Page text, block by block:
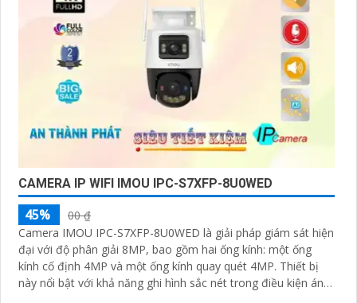
CAMERA IP WIFI IMOU IPC-S7XFP-8U0WED
45%
00 ₫
Camera IMOU IPC-S7XFP-8U0WED là giải pháp giám sát hiện
đại với độ phân giải 8MP, bao gồm hai ống kính: một ống
kính cố định 4MP và một ống kính quay quét 4MP. Thiết bị
này nổi bật với khả năng ghi hình sắc nét trong điều kiện ánh